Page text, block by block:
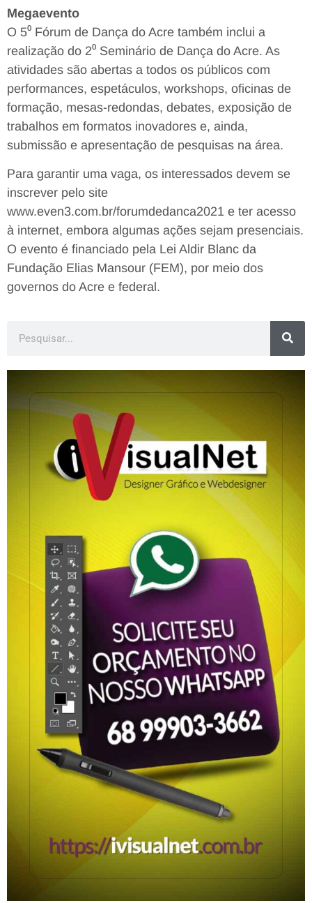
Megaevento
O 5⁰ Fórum de Dança do Acre também inclui a
realização do 2⁰ Seminário de Dança do Acre. As
atividades são abertas a todos os públicos com
performances, espetáculos, workshops, oficinas de
formação, mesas-redondas, debates, exposição de
trabalhos em formatos inovadores e, ainda,
submissão e apresentação de pesquisas na área.
Para garantir uma vaga, os interessados devem se
inscrever pelo site
www.even3.com.br/forumdedanca2021 e ter acesso
à internet, embora algumas ações sejam presenciais.
O evento é financiado pela Lei Aldir Blanc da
Fundação Elias Mansour (FEM), por meio dos
governos do Acre e federal.